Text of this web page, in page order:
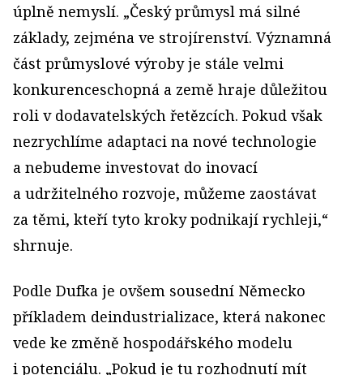
úplně nemyslí. „Český průmysl má silné
základy, zejména ve strojírenství. Významná
část průmyslové výroby je stále velmi
konkurenceschopná a země hraje důležitou
roli v dodavatelských řetězcích. Pokud však
nezrychlíme adaptaci na nové technologie
a nebudeme investovat do inovací
a udržitelného rozvoje, můžeme zaostávat
za těmi, kteří tyto kroky podnikají rychleji,“
shrnuje.
Podle Dufka je ovšem sousední Německo
příkladem deindustrializace, která nakonec
vede ke změně hospodářského modelu
i potenciálu. „Pokud je tu rozhodnutí mít